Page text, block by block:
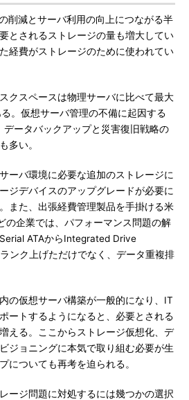
削減とサーバ利用の向上につながる半
とされるストレージの量も増大してい
経費がストレージのために使われてい
クスペースは物理サーバに比べて最大
。仮想サーバ管理の不備に起因する
ータバックアップと災害復旧戦略の
多い。
ーバ環境に必要な追加のストレージに
ジデバイスのアップグレードが必要に
また、出張経費管理製品を手掛ける米
の企業では、パフォーマンス問題の解
ATAからIntegrated Drive
ンク上げただけでなく、データ重複排
の仮想サーバ構築が一般的になり、IT
ートするようになると、必要とされる
える。ここからストレージ仮想化、デ
ジョニングに本気で取り組む必要が生
についても再考を迫られる。
ージ問題に対処するには幾つかの選択